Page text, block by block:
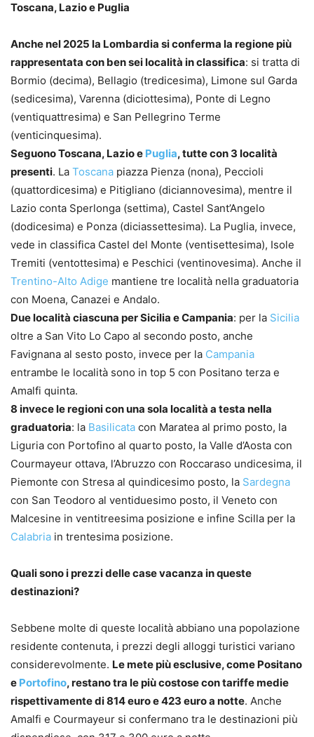
Toscana, Lazio e Puglia
Anche nel 2025 la Lombardia si conferma la regione più
rappresentata con ben sei località in classifica: si tratta di
Bormio (decima), Bellagio (tredicesima), Limone sul Garda
(sedicesima), Varenna (diciottesima), Ponte di Legno
(ventiquattresima) e San Pellegrino Terme
(venticinquesima).
Seguono Toscana, Lazio e Puglia, tutte con 3 località
presenti. La Toscana piazza Pienza (nona), Peccioli
(quattordicesima) e Pitigliano (diciannovesima), mentre il
Lazio conta Sperlonga (settima), Castel Sant’Angelo
(dodicesima) e Ponza (diciassettesima). La Puglia, invece,
vede in classifica Castel del Monte (ventisettesima), Isole
Tremiti (ventottesima) e Peschici (ventinovesima). Anche il
Trentino-Alto Adige mantiene tre località nella graduatoria
con Moena, Canazei e Andalo.
Due località ciascuna per Sicilia e Campania: per la Sicilia
oltre a San Vito Lo Capo al secondo posto, anche
Favignana al sesto posto, invece per la Campania
entrambe le località sono in top 5 con Positano terza e
Amalfi quinta.
8 invece le regioni con una sola località a testa nella
graduatoria: la Basilicata con Maratea al primo posto, la
Liguria con Portofino al quarto posto, la Valle d’Aosta con
Courmayeur ottava, l’Abruzzo con Roccaraso undicesima, il
Piemonte con Stresa al quindicesimo posto, la Sardegna
con San Teodoro al ventiduesimo posto, il Veneto con
Malcesine in ventitreesima posizione e infine Scilla per la
Calabria in trentesima posizione.
Quali sono i prezzi delle case vacanza in queste
destinazioni?
Sebbene molte di queste località abbiano una popolazione
residente contenuta, i prezzi degli alloggi turistici variano
considerevolmente. Le mete più esclusive, come Positano
e Portofino, restano tra le più costose con tariffe medie
rispettivamente di 814 euro e 423 euro a notte. Anche
Amalfi e Courmayeur si confermano tra le destinazioni più